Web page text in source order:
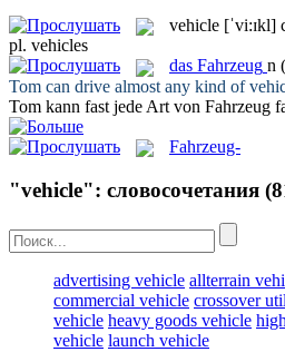
vehicle [ˈvi:ɪkl]
pl. vehicles
das Fahrzeug n
Tom can drive almost any kind of
Tom kann fast jede Art von Fahrzeug
Fahrzeug-
"vehicle": словосочетания
advertising vehicle allterrain
commercial vehicle crossover
vehicle heavy goods vehicle
vehicle launch vehicle